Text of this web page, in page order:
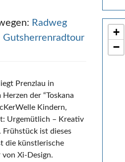
+
−
Radweg
Gutsherrenradtour
Prenzlau in
der “Toskana
Kindern,
Urgemütlich – Kreativ
ist dieses
die künstlerische
Xi-Design.